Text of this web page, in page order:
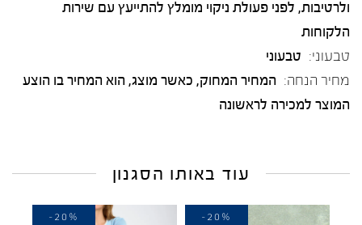
ולרטיבות, לפני פעולת ניקוי מומלץ להתייעץ עם שירות
הלקוחות
טבעוני: טבעוני
מחיר הנחה: המחיר המחוק, כאשר מוצג, הוא המחיר בו הוצע
המוצר למכירה לראשונה
עוד באותו הסגנון
-20%
-20%